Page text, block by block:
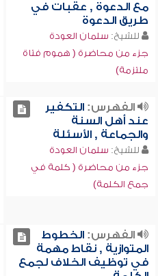
مع الدعوة , عقبات في
طريق الدعوة
للشيخ: سلمان العودة
جزء من محاضرة ( هموم فتاة
ملتزمة)
الفهرس:التكفير
عند أهل السنة
والجماعة , الأسئلة
للشيخ: سلمان العودة
جزء من محاضرة ( كلمة في
جمع الكلمة)
الفهرس:الخطوط
المتوازية , نقاط مهمة
في توظيف الخلاف لجمع